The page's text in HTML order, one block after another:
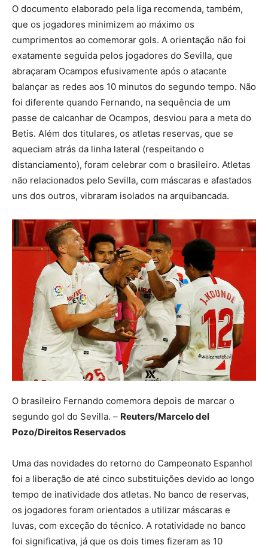
O documento elaborado pela liga recomenda, também,
que os jogadores minimizem ao máximo os
cumprimentos ao comemorar gols. A orientação não foi
exatamente seguida pelos jogadores do Sevilla, que
abraçaram Ocampos efusivamente após o atacante
balançar as redes aos 10 minutos do segundo tempo. Não
foi diferente quando Fernando, na sequência de um
passe de calcanhar de Ocampos, desviou para a meta do
Betis. Além dos titulares, os atletas reservas, que se
aqueciam atrás da linha lateral (respeitando o
distanciamento), foram celebrar com o brasileiro. Atletas
não relacionados pelo Sevilla, com máscaras e afastados
uns dos outros, vibraram isolados na arquibancada.
O brasileiro Fernando comemora depois de marcar o
segundo gol do Sevilla. – Reuters/Marcelo del
Pozo/Direitos Reservados
Uma das novidades do retorno do Campeonato Espanhol
foi a liberação de até cinco substituições devido ao longo
tempo de inatividade dos atletas. No banco de reservas,
os jogadores foram orientados a utilizar máscaras e
luvas, com exceção do técnico. A rotatividade no banco
foi significativa, já que os dois times fizeram as 10